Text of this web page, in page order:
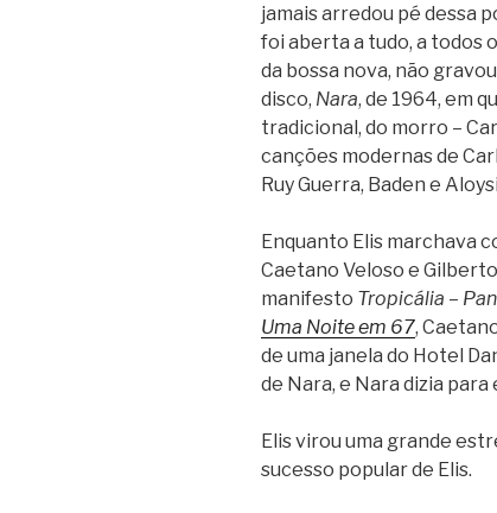
jamais arredou pé dessa
foi aberta a tudo, a todos
da bossa nova, não
disco, Nara, de 1964, em
tradicional, do morro –
canções modernas de
Ruy Guerra, Baden e
Enquanto Elis marchava
Caetano Veloso e
manifesto Tropicália –
Uma Noite em 67,
de uma janela do Hotel
de Nara, e Nara dizia para
Elis virou uma grande
sucesso popular de Elis.